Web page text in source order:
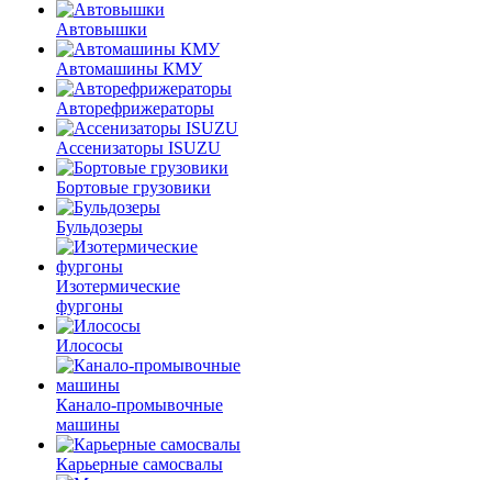
Автовышки
Автомашины КМУ
Авторефрижераторы
Ассенизаторы ISUZU
Бортовые грузовики
Бульдозеры
Изотермические
фургоны
Илососы
Канало-промывочные
машины
Карьерные самосвалы